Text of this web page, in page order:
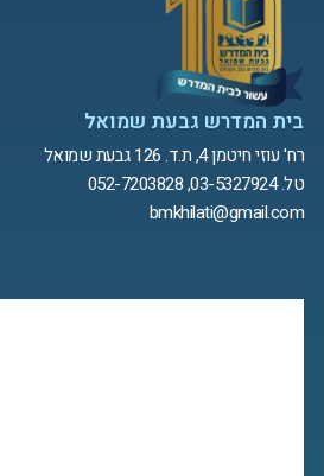
בית המדרש גבעת שמואל
רח' עוזי חיטמן 4, ת.ד. 126 גבעת שמואל
טל. 03-5327924, 052-7203828
bmkhilati@gmail.com